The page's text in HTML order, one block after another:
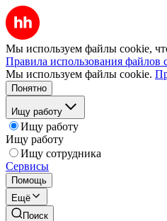
Мы используем файлы cookie,
Правила использования файлов
Мы используем файлы cookie.
Понятно
Ищу работу
Ищу работу
Ищу работу
Ищу сотрудника
Сервисы
Помощь
Ещё
Поиск